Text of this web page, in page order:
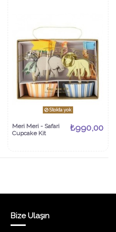
Stokta yok
Meri Meri - Safari
Cupcake Kit
₺990,00
Bize Ulaşın